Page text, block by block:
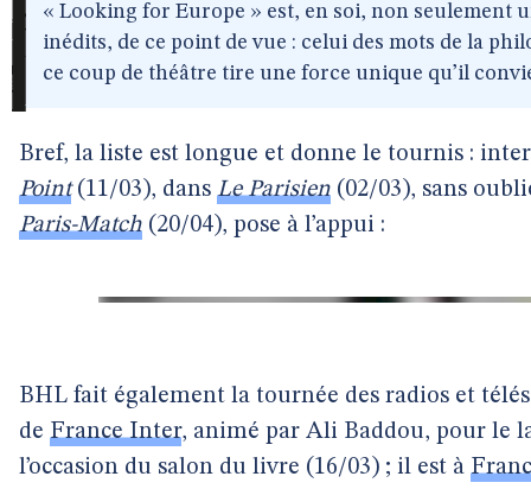
« Looking for Europe » est, en soi, non seulement
inédits, de ce point de vue : celui des mots de la
ce coup de théâtre tire une force unique qu’il
Bref, la liste est longue et donne le tournis :
Point(11/03), dans Le Parisien (02/03), sans
Paris-Match (20/04), pose à l’appui :
BHL fait également la tournée des radios et
de France Inter, animé par Ali Baddou, pour le
l’occasion du salon du livre (16/03) ; il est à